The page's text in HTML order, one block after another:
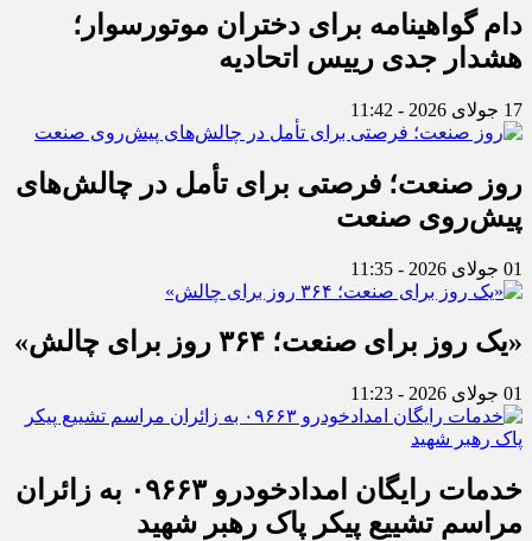
دام گواهینامه برای دختران موتورسوار؛
هشدار جدی رییس اتحادیه
17 جولای 2026 - 11:42
روز صنعت؛ فرصتی برای تأمل در چالش‌های
پیش‌روی صنعت
01 جولای 2026 - 11:35
«یک روز برای صنعت؛ ۳۶۴ روز برای چالش»
01 جولای 2026 - 11:23
خدمات رایگان امدادخودرو ۰۹۶۶۳ به زائران
مراسم تشییع پیکر پاک رهبر شهید